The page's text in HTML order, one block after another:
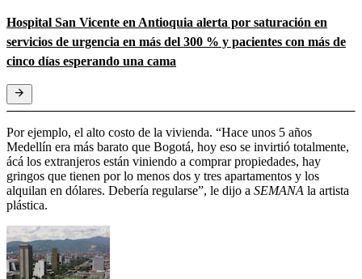
Hospital San Vicente en Antioquia alerta por saturación en
servicios de urgencia en más del 300 % y pacientes con más de
cinco días esperando una cama
Por ejemplo, el alto costo de la vivienda. “Hace unos 5 años
Medellín era más barato que Bogotá, hoy eso se invirtió totalmente,
ácá los extranjeros están viniendo a comprar propiedades, hay
gringos que tienen por lo menos dos y tres apartamentos y los
alquilan en dólares. Debería regularse”, le dijo a SEMANA la artista
plástica.